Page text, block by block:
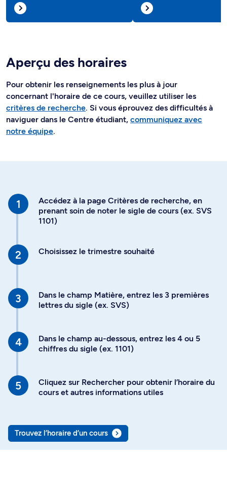
Aperçu des horaires
Pour obtenir les renseignements les plus à jour
concernant l'horaire de ce cours, veuillez utiliser les
critères de recherche. Si vous éprouvez des difficultés à
naviguer dans le Centre étudiant, communiquez avec
notre équipe.
Accédez à la page Critères de recherche, en
prenant soin de noter le sigle de cours (ex. SVS
1101)
Choisissez le trimestre souhaité
Dans le champ Matière, entrez les 3 premières
lettres du sigle (ex. SVS)
Dans le champ au-dessous, entrez les 4 ou 5
chiffres du sigle (ex. 1101)
Cliquez sur Rechercher pour obtenir l’horaire du
cours et autres informations utiles
Trouvez l’horaire d’un cours